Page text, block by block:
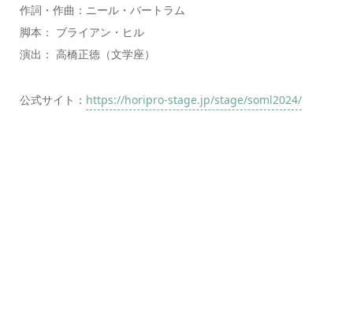
作詞・作曲：ニール・バートラム
脚本： ブライアン・ヒル
演出： 高橋正徳（文学座）
公式サイト： https://horipro-stage.jp/stage/soml2024/